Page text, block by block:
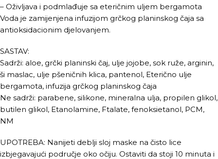
– Oživljava i podmlađuje sa eteričnim uljem bergamota
Voda je zamijenjena infuzijom grčkog planinskog čaja sa
antioksidacionim djelovanjem.
SASTAV:
Sadrži: aloe, grčki planinski čaj, ulje jojobe, sok ruže, arginin,
ši maslac, ulje pšeničnih klica, pantenol, Eterično ulje
bergamota, infuzija grčkog planinskog čaja
Ne sadrži: parabene, silikone, mineralna ulja, propilen glikol,
butilen glikol, Etanolamine, Ftalate, fenoksietanol, PCM,
NM
UPOTREBA: Nanijeti deblji sloj maske na čisto lice
izbjegavajući područje oko očiju. Ostaviti da stoji 10 minuta i